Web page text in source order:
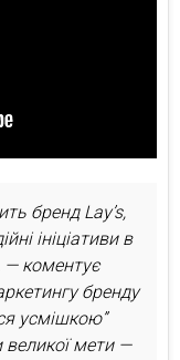
бренд Lay’s,
ініціативи в
— коментує
бренду
усмішкою”
великої мети —